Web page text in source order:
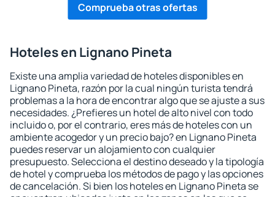
Comprueba otras ofertas
Hoteles en Lignano Pineta
Existe una amplia variedad de hoteles disponibles en
Lignano Pineta, razón por la cual ningún turista tendrá
problemas a la hora de encontrar algo que se ajuste a sus
necesidades. ¿Prefieres un hotel de alto nivel con todo
incluido o, por el contrario, eres más de hoteles con un
ambiente acogedor y un precio bajo? en Lignano Pineta
puedes reservar un alojamiento con cualquier
presupuesto. Selecciona el destino deseado y la tipología
de hotel y comprueba los métodos de pago y las opciones
de cancelación. Si bien los hoteles en Lignano Pineta se